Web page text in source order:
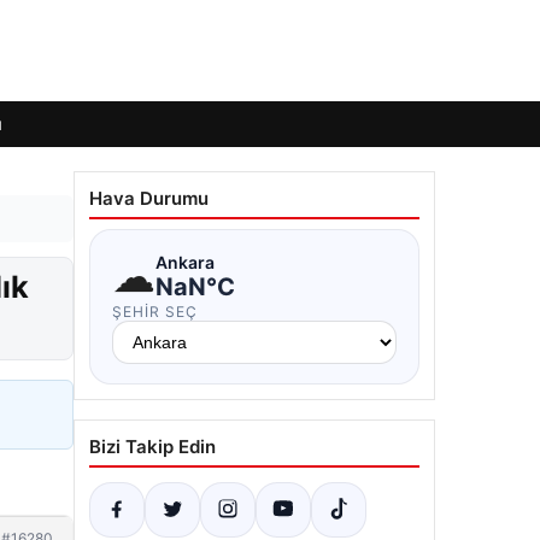
Hava Durumu
☁Ankara
NaN°C
ŞEHIR SEÇ
Bizi Takip Edin